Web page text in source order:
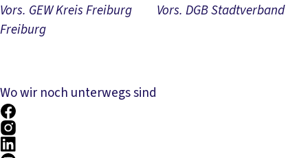
Vors. GEW Kreis Freiburg Vors. DGB Stadtverband
Freiburg
Wo wir noch unterwegs sind